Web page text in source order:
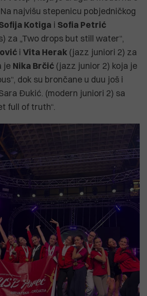
Na najvišu stepenicu pobjedničkog
Kotiga i Sofia Petrić
za „Two drops but still water“,
i Vita Herak (jazz juniori 2) za
je Nika Brčić (jazz junior 2) koja je
dok su brončane u duu još i
Đukić. (modern juniori 2) sa
full of truth“.